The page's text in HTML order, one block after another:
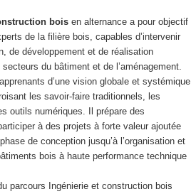
boisen alternancea pour objectif
de la filière bois, capables d’intervenir
de développement et de réalisation
du bâtiment et de l’aménagement.
d’une vision globale et systémique
les savoir-faire traditionnels, les
outils numériques. Il prépare des
à des projets à forte valeur ajoutée
de conception jusqu’à l’organisation et
bois à haute performance technique
parcours Ingénierie et construction bois